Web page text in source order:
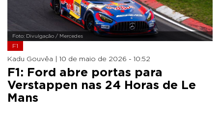
Foto: Divulgação / Mercedes
F1
Kadu Gouvêa | 10 de maio de 2026 - 10:52
F1: Ford abre portas para
Verstappen nas 24 Horas de Le
Mans